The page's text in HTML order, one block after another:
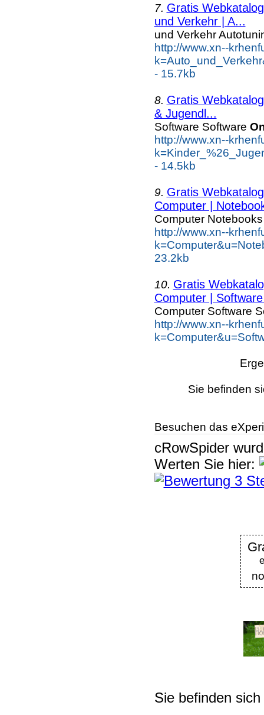
7. Gratis
und Verkehr | A...
und Verkehr
http://www.xn--
- 15.7kb
8. Gratis
& Jugendl...
Software Software
http://www.xn--
- 14.5kb
9. Gratis
Computer |
Computer
http://www.xn--
23.2kb
10. Gratis
Computer |
Computer Software
http://www.xn--
Sie befinden
Besuchen das
cRowSpider
Werten Sie hier:
Sie befinden